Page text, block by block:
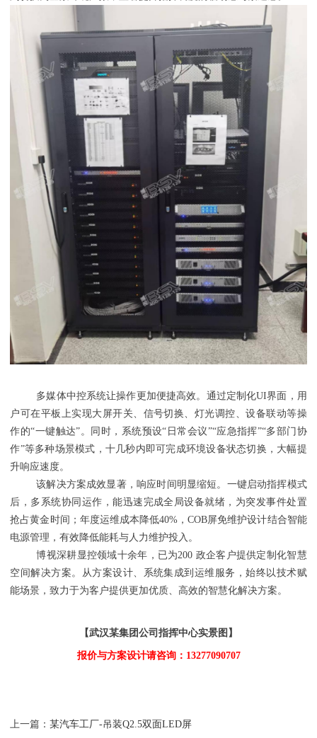
多媒体中控系统让操作更加便捷高效。通过定制化UI界面，用
户可在平板上实现大屏开关、信号切换、灯光调控、设备联动等操
作的“一键触达”。同时，系统预设“日常会议”“应急指挥”“多部门协
作”等多种场景模式，十几秒内即可完成环境设备状态切换，大幅提
升响应速度。
该解决方案成效显著，响应时间明显缩短。一键启动指挥模式
后，多系统协同运作，能迅速完成全局设备就绪，为突发事件处置
抢占黄金时间；年度运维成本降低40%，COB屏免维护设计结合智能
电源管理，有效降低能耗与人力维护投入。
博视深耕显控领域十余年，已为200 政企客户提供定制化智慧
空间解决方案。从方案设计、系统集成到运维服务，始终以技术赋
能场景，致力于为客户提供更加优质、高效的智慧化解决方案。
【武汉某集团公司指挥中心实景图 】
报价与方案设计请咨询：13277090707
上一篇：某汽车工厂-吊装Q2.5双面LED屏